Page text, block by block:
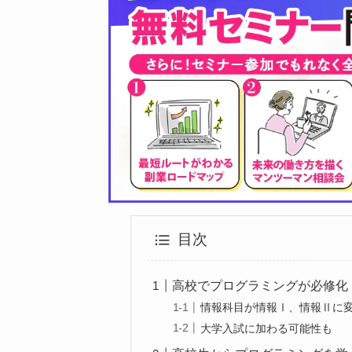
目次
高校でプログラミングが必修化
情報科目が情報Ⅰ、情報Ⅱに
大学入試に加わる可能性も